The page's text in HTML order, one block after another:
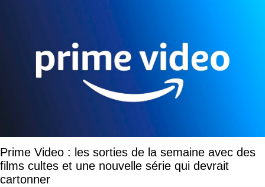
Prime Video : les sorties de la semaine avec des
films cultes et une nouvelle série qui devrait
cartonner